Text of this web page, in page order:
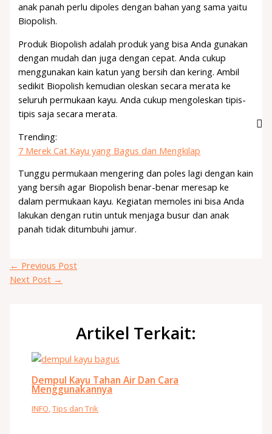
anak panah perlu dipoles dengan bahan yang sama yaitu
Biopolish.
Produk Biopolish adalah produk yang bisa Anda gunakan
dengan mudah dan juga dengan cepat. Anda cukup
menggunakan kain katun yang bersih dan kering. Ambil
sedikit Biopolish kemudian oleskan secara merata ke
seluruh permukaan kayu. Anda cukup mengoleskan tipis-
tipis saja secara merata.
Trending:
7 Merek Cat Kayu yang Bagus dan Mengkilap
Tunggu permukaan mengering dan poles lagi dengan kain
yang bersih agar Biopolish benar-benar meresap ke
dalam permukaan kayu. Kegiatan memoles ini bisa Anda
lakukan dengan rutin untuk menjaga busur dan anak
panah tidak ditumbuhi jamur.
← Previous Post
Next Post →
Artikel Terkait:
Dempul Kayu Tahan Air Dan Cara
Menggunakannya
INFO,Tips dan Trik